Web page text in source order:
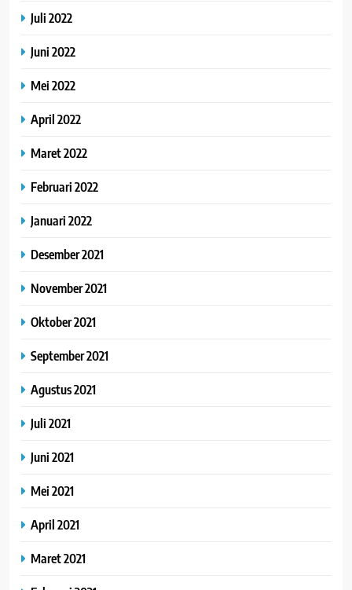
Juli 2022
Juni 2022
Mei 2022
April 2022
Maret 2022
Februari 2022
Januari 2022
Desember 2021
November 2021
Oktober 2021
September 2021
Agustus 2021
Juli 2021
Juni 2021
Mei 2021
April 2021
Maret 2021